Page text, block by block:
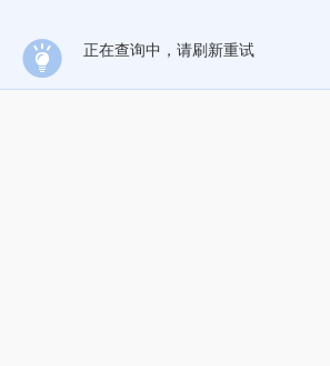
正在查询中，请刷新重试